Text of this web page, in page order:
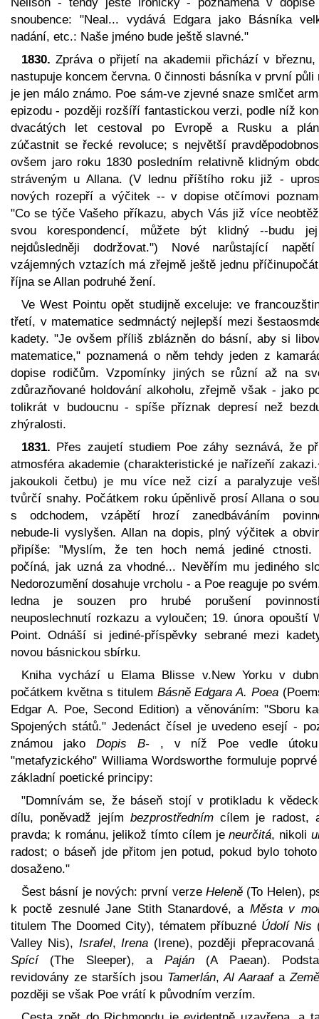
snoubence: "Neal... vydává Edgara jako Básníka
nadání, etc.: Naše jméno bude ještě slavné."
1830. Zpráva o přijetí na akademii přichází v březnu,
nastupuje koncem června. 0 činnosti básníka v první půli
je jen málo známo. Poe sám-ve zjevné snaze smlčet
epizodu - později rozšíří fantastickou verzi, podle níž
dvacátých let cestoval po Evropě a Rusku a
zúčastnit se řecké revoluce; s největší
ovšem jaro roku 1830 posledním relativně klidným
stráveným u Allana. (V lednu příštího roku již -
nových rozepří a výčitek -- v dopise otčímovi
"Co se týče Vašeho příkazu, abych Vás již více
svou korespondencí, můžete být klidný --budu
nejdůsledněji dodržovat.") Nové narůstající
vzájemných vztazích má zřejmě ještě jednu
října se Allan podruhé žení.
Ve West Pointu opět studijně exceluje: ve
třetí, v matematice sedmnáctý nejlepší mezi
kadety. "Je ovšem příliš zblázněn do básní, aby si
matematice," poznamená o něm tehdy jeden z
dopise rodičům. Vzpomínky jiných se různí až na
zdůrazňované holdování alkoholu, zřejmě však - jako
tolikrát v budoucnu - spíše příznak depresí než
zhýralosti.
1831. Přes zaujetí studiem Poe záhy seznává, že
atmosféra akademie (charakteristické je nařízeňí
jakoukoli četbu) je mu více než cizí a paralyzuje
tvůrčí snahy. Počátkem roku úpěnlivě prosí Allana o
s odchodem, vzápětí hrozí zanedbáváním
nebude-li vyslyšen. Allan na dopis, plný výčitek a
připíše: "Myslím, že ten hoch nemá jediné ctnosti.
počíná, jak uzná za vhodné... Nevěřím mu jediného
Nedorozumění dosahuje vrcholu - a Poe reaguje po
ledna je souzen pro hrubé porušení
neuposlechnutí rozkazu a vyloučen; 19. února opouští
Point. Odnáší si jediné-příspěvky sebrané mezi
novou básnickou sbírku.
Kniha vychází u Elama Blisse v.New Yorku v
počátkem května s titulem Básně Edgara A. Poea
Edgar A. Poe, Second Edition) a věnováním: "Sboru
Spojených států." Jedenáct čísel je uvedeno esejí -
známou jako Dopis B-, v níž Poe vedle
"metafyzického" Williama Wordsworthe formuluje
základní poetické principy:
"Domnívám se, že báseň stojí v protikladu k
dílu, poněvadž jejím bezprostřednímcílem je radost,
pravda; k románu, jelikož tímto cílem jeneurčitá, nikoli
radost; o báseň jde přitom jen potud, pokud bylo
dosaženo."
Šest básní je nových: první verze Heleně (To Helen),
k poctě zesnulé Jane Stith Stanardové, a Města v
titulem The Doomed City), tématem příbuzné Údolí Nis
Valley Nis), Israfel, Irena (Irene), později přepracovaná
Spící(The Sleeper), a Paján(A Paean).
revidovány ze starších jsou Tamerlán,Al Aaraafa
později se však Poe vrátí k původním verzím.